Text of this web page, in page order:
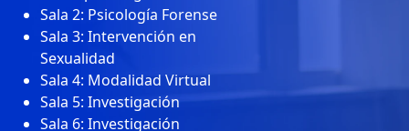
Sala 2: Psicología Forense
Sala 3: Intervención en
Sexualidad
Sala 4: Modalidad Virtual
Sala 5: Investigación
Sala 6: Investigación